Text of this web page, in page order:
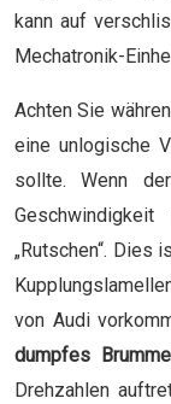
kann auf
Mechatronik-
Achten Sie
eine unlogische
sollte. Wenn
„Rutschen“.
von Audi
dumpfes
Drehzahlen